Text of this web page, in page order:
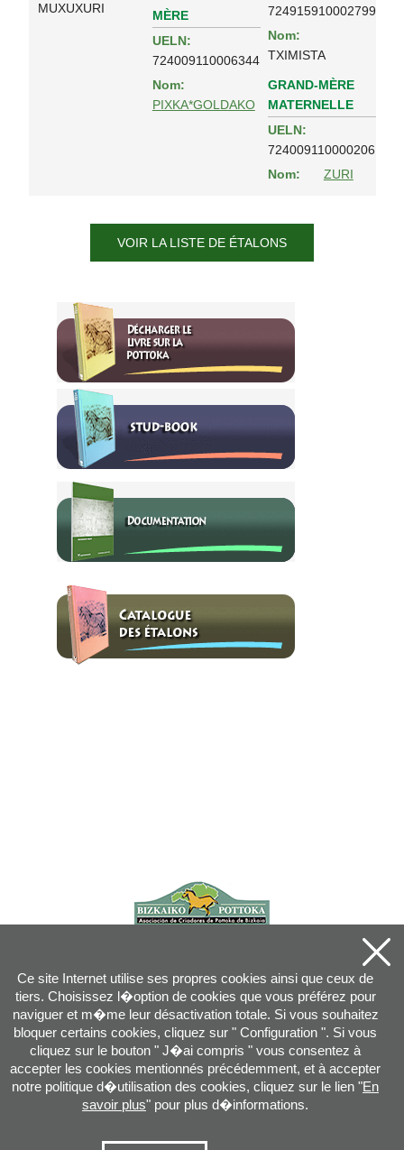
MUXUXURI
MÈRE
UELN:
724009110006344
Nom:
PIXKA*GOLDAKO
724915910002799
Nom:
TXIMISTA
GRAND-MÈRE
MATERNELLE
UELN:
724009110000206
Nom:
ZURI
VOIR LA LISTE DE ÉTALONS
info@pottoka.info
Ce site Internet utilise ses propres cookies ainsi que ceux de
tiers. Choisissez l�option de cookies que vous préférez pour
naviguer et m�me leur désactivation totale. Si vous souhaitez
bloquer certains cookies, cliquez sur " Configuration ". Si vous
cliquez sur le bouton " J�ai compris " vous consentez à
accepter les cookies mentionnés précédemment, et à accepter
notre politique d�utilisation des cookies, cliquez sur le lien "En
savoir plus" pour plus d�informations.